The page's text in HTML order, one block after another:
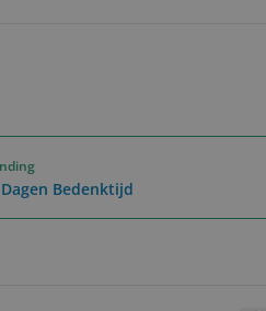
Bedenktijd